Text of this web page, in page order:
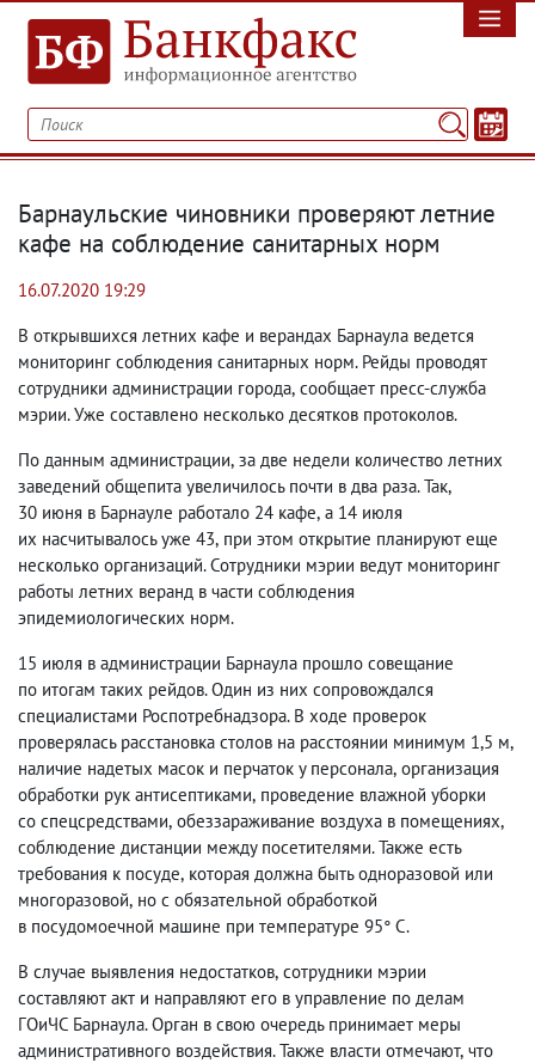
Барнаульские чиновники проверяют летние
кафе на соблюдение санитарных норм
16.07.2020 19:29
В открывшихся летних кафе и верандах Барнаула ведется
мониторинг соблюдения санитарных норм. Рейды проводят
сотрудники администрации города, сообщает пресс-служба
мэрии. Уже составлено несколько десятков протоколов.
По данным администрации, за две недели количество летних
заведений общепита увеличилось почти в два раза. Так,
30 июня в Барнауле работало 24 кафе, а 14 июля
их насчитывалось уже 43, при этом открытие планируют еще
несколько организаций. Сотрудники мэрии ведут мониторинг
работы летних веранд в части соблюдения
эпидемиологических норм.
15 июля в администрации Барнаула прошло совещание
по итогам таких рейдов. Один из них сопровождался
специалистами Роспотребнадзора. В ходе проверок
проверялась расстановка столов на расстоянии минимум 1,5 м,
наличие надетых масок и перчаток у персонала, организация
обработки рук антисептиками, проведение влажной уборки
со спецсредствами, обеззараживание воздуха в помещениях,
соблюдение дистанции между посетителями. Также есть
требования к посуде, которая должна быть одноразовой или
многоразовой, но с обязательной обработкой
в посудомоечной машине при температуре 95° С.
В случае выявления недостатков, сотрудники мэрии
составляют акт и направляют его в управление по делам
ГОиЧС Барнаула. Орган в свою очередь принимает меры
административного воздействия. Также власти отмечают, что